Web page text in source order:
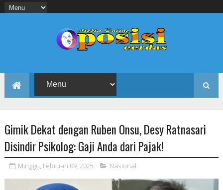
Gimik Dekat dengan Ruben Onsu, Desy Ratnasari
Disindir Psikolog: Gaji Anda dari Pajak!
Minggu, Februari 09, 2025 Nasional